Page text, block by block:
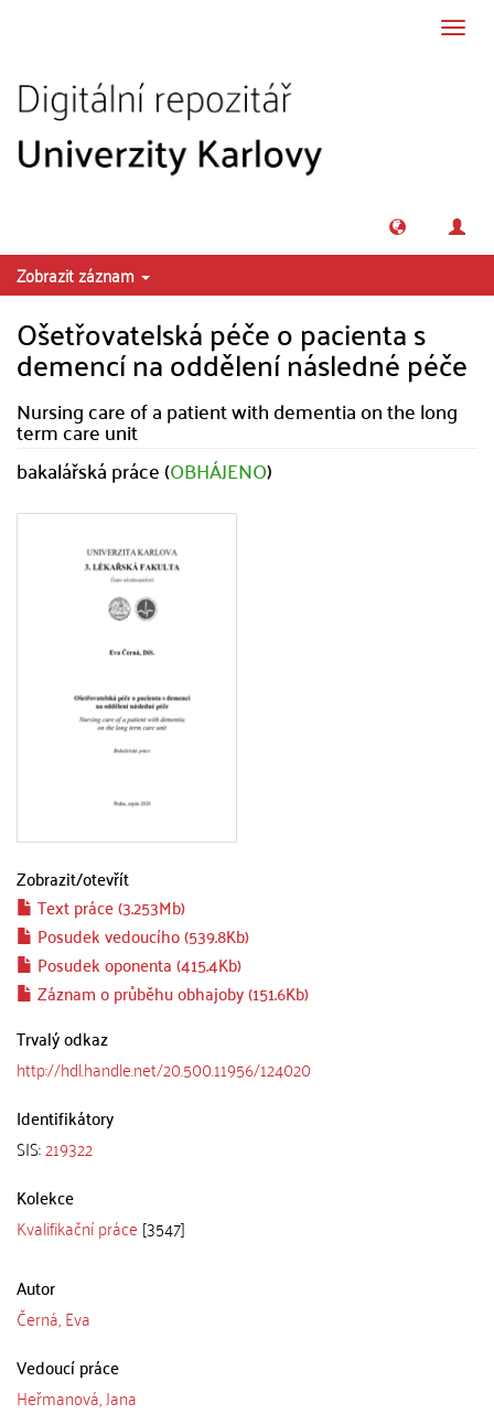
Zobrazit záznam
Ošetřovatelská péče o pacienta s
demencí na oddělení následné péče
Nursing care of a patient with dementia on the long
term care unit
bakalářská práce (OBHÁJENO)
Zobrazit/otevřít
Text práce (3.253Mb)
Posudek vedoucího (539.8Kb)
Posudek oponenta (415.4Kb)
Záznam o průběhu obhajoby (151.6Kb)
Trvalý odkaz
http://hdl.handle.net/20.500.11956/124020
Identifikátory
SIS:219322
Kolekce
Kvalifikační práce [3547]
Autor
Černá, Eva
Vedoucí práce
Heřmanová, Jana